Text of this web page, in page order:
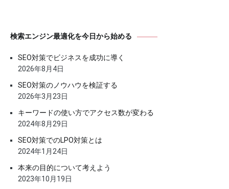
検索エンジン最適化を今日から始める
SEO対策でビジネスを成功に導く
2026年8月4日
SEO対策のノウハウを検証する
2026年3月23日
キーワードの使い方でアクセス数が変わる
2024年8月29日
SEO対策でのLPO対策とは
2024年1月24日
本来の目的について考えよう
2023年10月19日